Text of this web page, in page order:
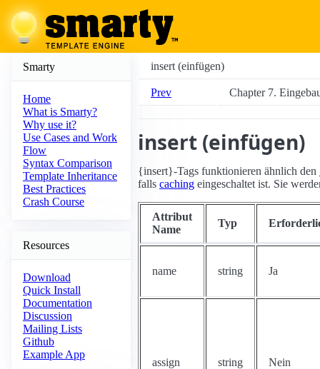
Smarty
Home
What is Smarty?
Why use it?
Use Cases and Work
Flow
Syntax Comparison
Template Inheritance
Best Practices
Crash Course
Resources
Download
Quick Install
Documentation
Discussion
Mailing Lists
Github
Example App
insert (einfügen)
Prev Chapter 7.
insert (einfügen)
{insert}-Tags funktionieren ähnlich den
falls caching eingeschaltet ist. Sie
Attribut
Name
Typ
name string Ja
assign string Nein